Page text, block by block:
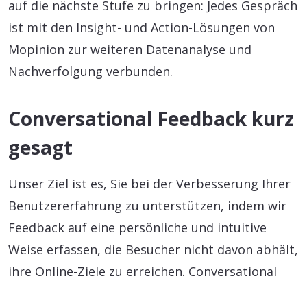
auf die nächste Stufe zu bringen: Jedes Gespräch
ist mit den Insight- und Action-Lösungen von
Mopinion zur weiteren Datenanalyse und
Nachverfolgung verbunden.
Conversational Feedback kurz
gesagt
Unser Ziel ist es, Sie bei der Verbesserung Ihrer
Benutzererfahrung zu unterstützen, indem wir
Feedback auf eine persönliche und intuitive
Weise erfassen, die Besucher nicht davon abhält,
ihre Online-Ziele zu erreichen. Conversational